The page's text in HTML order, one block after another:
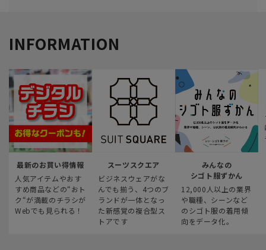
INFORMATION
最新のお買い得情報
人気アイテムやおす
すめ商品などの“おト
ク“が満載のチラシが
Webでも見られる！
スーツスクエア
ビジネスウェアがな
んでも揃う、4つのブ
ランドが一体となっ
た新感覚の複合型ス
トアです
みんなの
シゴト服ずかん
12,000人以上の業界
や職種、シーンなど
のシゴト服の着用傾
向をデータ化。